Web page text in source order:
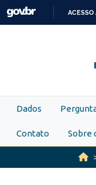
Skip to main content
ACESSO
Dados
Contato Sobre